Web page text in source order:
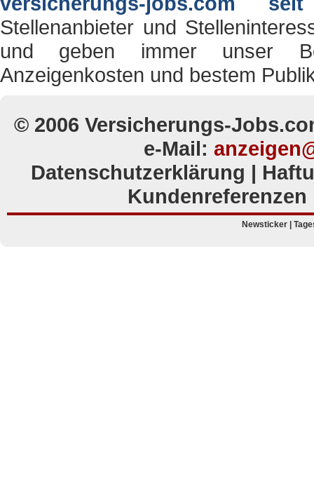
Stellenanbieter und
und geben immer unser
Anzeigenkosten und bestem
© 2006 Versicherungs-
e-Mail:
Datenschutzerklärung |
Kundenreferenzen
Newsticker |